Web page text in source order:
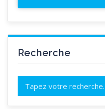
Recherche